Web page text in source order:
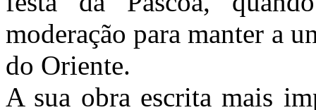
moderação para manter a
do Oriente.
A sua obra escrita mais